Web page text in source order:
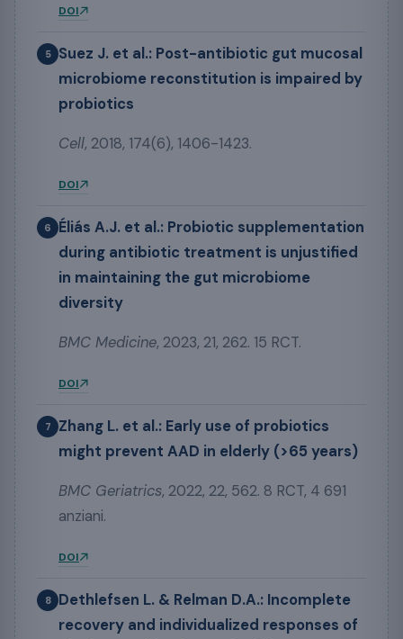
DOI
5
Suez J. et al.: Post-antibiotic gut mucosal
microbiome reconstitution is impaired by
probiotics
Cell, 2018, 174(6), 1406-1423.
DOI
6
Éliás A.J. et al.: Probiotic supplementation
during antibiotic treatment is unjustified
in maintaining the gut microbiome
diversity
BMC Medicine, 2023, 21, 262. 15 RCT.
DOI
7
Zhang L. et al.: Early use of probiotics
might prevent AAD in elderly (>65 years)
BMC Geriatrics, 2022, 22, 562. 8 RCT, 4 691
anziani.
DOI
8
Dethlefsen L. & Relman D.A.: Incomplete
recovery and individualized responses of